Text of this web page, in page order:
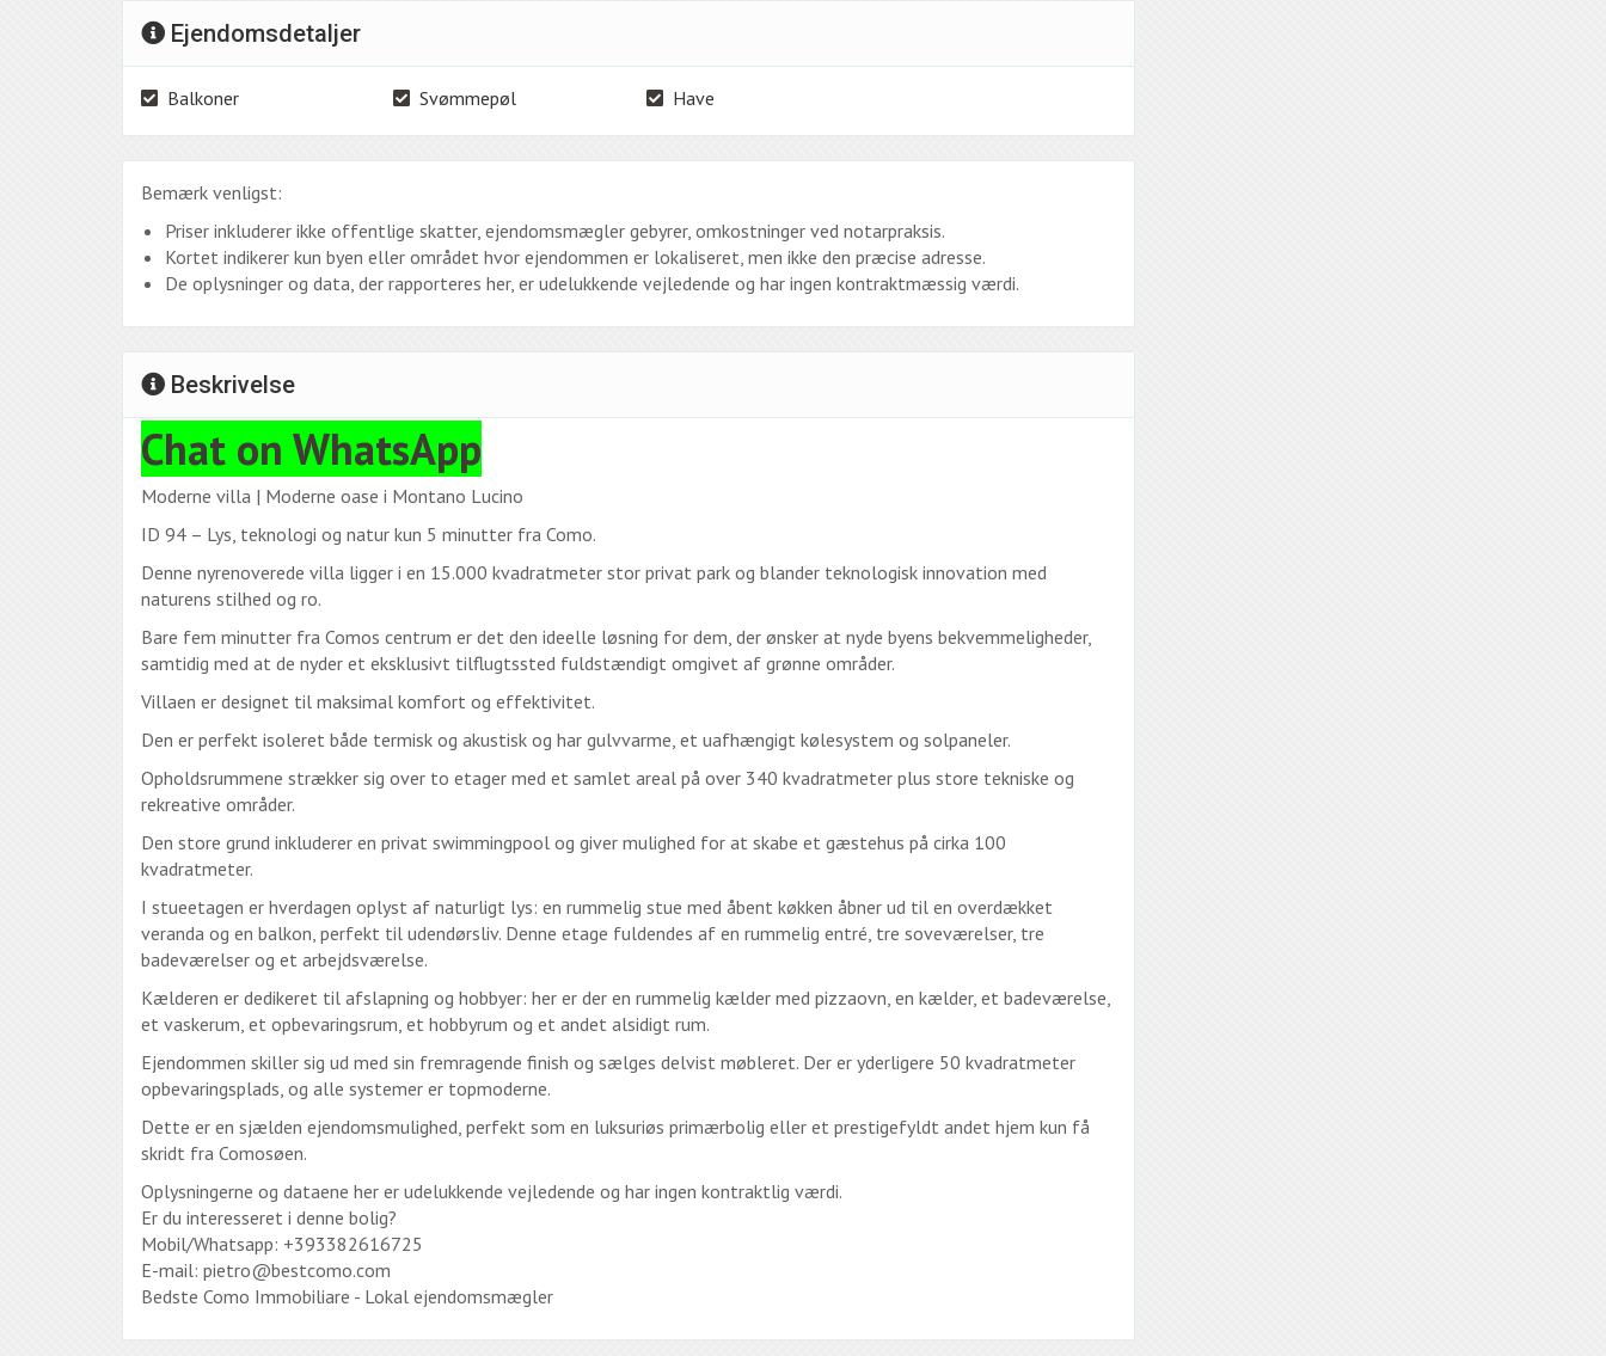
Ejendomsdetaljer
Balkoner Svømmepøl Have
Bemærk venligst:
Priser inkluderer ikke offentlige skatter, ejendomsmægler gebyrer, omkostninger ved notarpraksis.
Kortet indikerer kun byen eller området hvor ejendommen er lokaliseret, men ikke den præcise adresse.
De oplysninger og data, der rapporteres her, er udelukkende vejledende og har ingen kontraktmæssig værdi.
Beskrivelse
Chat on WhatsApp
Moderne villa | Moderne oase i Montano Lucino
ID ​​94 – Lys, teknologi og natur kun 5 minutter fra Como.
Denne nyrenoverede villa ligger i en 15.000 kvadratmeter stor privat park og blander teknologisk innovation med
naturens stilhed og ro.
Bare fem minutter fra Comos centrum er det den ideelle løsning for dem, der ønsker at nyde byens bekvemmeligheder,
samtidig med at de nyder et eksklusivt tilflugtssted fuldstændigt omgivet af grønne områder.
Villaen er designet til maksimal komfort og effektivitet.
Den er perfekt isoleret både termisk og akustisk og har gulvvarme, et uafhængigt kølesystem og solpaneler.
Opholdsrummene strækker sig over to etager med et samlet areal på over 340 kvadratmeter plus store tekniske og
rekreative områder.
Den store grund inkluderer en privat swimmingpool og giver mulighed for at skabe et gæstehus på cirka 100
kvadratmeter.
I stueetagen er hverdagen oplyst af naturligt lys: en rummelig stue med åbent køkken åbner ud til en overdækket
veranda og en balkon, perfekt til udendørsliv. Denne etage fuldendes af en rummelig entré, tre soveværelser, tre
badeværelser og et arbejdsværelse.
Kælderen er dedikeret til afslapning og hobbyer: her er der en rummelig kælder med pizzaovn, en kælder, et badeværelse,
et vaskerum, et opbevaringsrum, et hobbyrum og et andet alsidigt rum.
Ejendommen skiller sig ud med sin fremragende finish og sælges delvist møbleret. Der er yderligere 50 kvadratmeter
opbevaringsplads, og alle systemer er topmoderne.
Dette er en sjælden ejendomsmulighed, perfekt som en luksuriøs primærbolig eller et prestigefyldt andet hjem kun få
skridt fra Comosøen.
Oplysningerne og dataene her er udelukkende vejledende og har ingen kontraktlig værdi.
Er du interesseret i denne bolig?
Mobil/Whatsapp: +393382616725
E-mail: pietro@bestcomo.com
Bedste Como Immobiliare - Lokal ejendomsmægler